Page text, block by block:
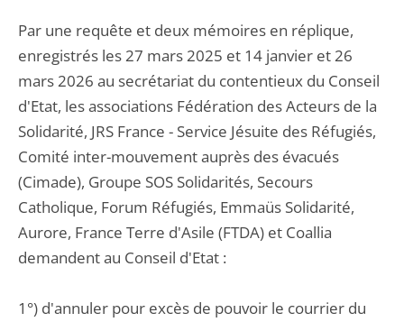
Par une requête et deux mémoires en réplique,
enregistrés les 27 mars 2025 et 14 janvier et 26
mars 2026 au secrétariat du contentieux du Conseil
d'Etat, les associations Fédération des Acteurs de la
Solidarité, JRS France - Service Jésuite des Réfugiés,
Comité inter-mouvement auprès des évacués
(Cimade), Groupe SOS Solidarités, Secours
Catholique, Forum Réfugiés, Emmaüs Solidarité,
Aurore, France Terre d'Asile (FTDA) et Coallia
demandent au Conseil d'Etat :
1°) d'annuler pour excès de pouvoir le courrier du